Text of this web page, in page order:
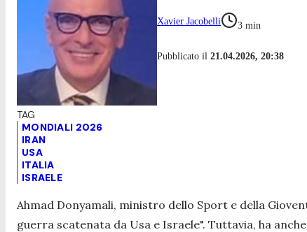
Xavier Jacobelli 3 min
Pubblicato il 21.04.2026, 20:38
MONDIALI 2026
IRAN
USA
ITALIA
ISRAELE
Ahmad Donyamali, ministro dello Sport e della
guerra scatenata da Usa e Israele". Tuttavia, ha